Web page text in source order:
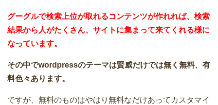
グーグルで検索上位が取れるコンテンツが作れれば、検索
結果から人がたくさん、サイトに集まって来てくれる様に
なっています。
その中でwordpressのテーマは賢威だけでは無く無料、有
料色々あります。
ですが、無料のものはやはり無料なだけあってカスタマイ